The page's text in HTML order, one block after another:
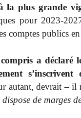
la plus grande
pour 2023-
comptes publics
compris a déclaré
autant, devrait – il
de marges